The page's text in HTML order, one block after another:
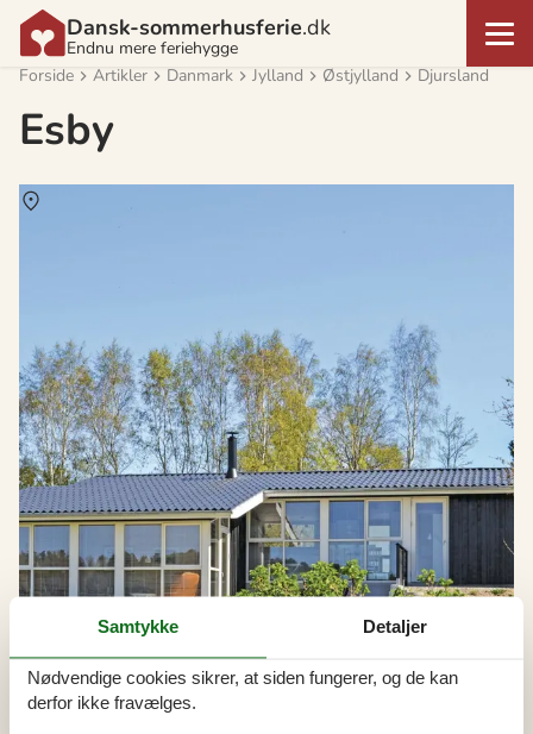
Dansk-sommerhusferie.dk
Endnu mere feriehygge
Forside
Artikler Danmark Jylland Østjylland Djursland
Esby
Udlejning af sommerhuse i Esby
Samtykke Detaljer
Nødvendige cookies sikrer, at siden fungerer, og de kan
derfor ikke fravælges.